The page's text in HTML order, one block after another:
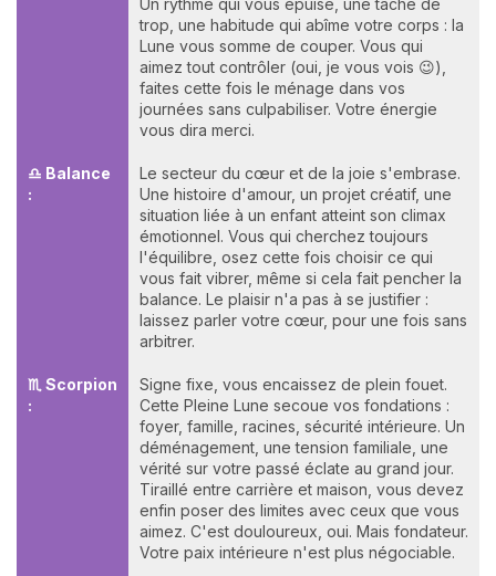
Un rythme qui vous épuise, une tâche de
trop, une habitude qui abîme votre corps : la
Lune vous somme de couper. Vous qui
aimez tout contrôler (oui, je vous vois 😉),
faites cette fois le ménage dans vos
journées sans culpabiliser. Votre énergie
vous dira merci.
♎ Balance
:
Le secteur du cœur et de la joie s'embrase.
Une histoire d'amour, un projet créatif, une
situation liée à un enfant atteint son climax
émotionnel. Vous qui cherchez toujours
l'équilibre, osez cette fois choisir ce qui
vous fait vibrer, même si cela fait pencher la
balance. Le plaisir n'a pas à se justifier :
laissez parler votre cœur, pour une fois sans
arbitrer.
♏ Scorpion
:
Signe fixe, vous encaissez de plein fouet.
Cette Pleine Lune secoue vos fondations :
foyer, famille, racines, sécurité intérieure. Un
déménagement, une tension familiale, une
vérité sur votre passé éclate au grand jour.
Tiraillé entre carrière et maison, vous devez
enfin poser des limites avec ceux que vous
aimez. C'est douloureux, oui. Mais fondateur.
Votre paix intérieure n'est plus négociable.